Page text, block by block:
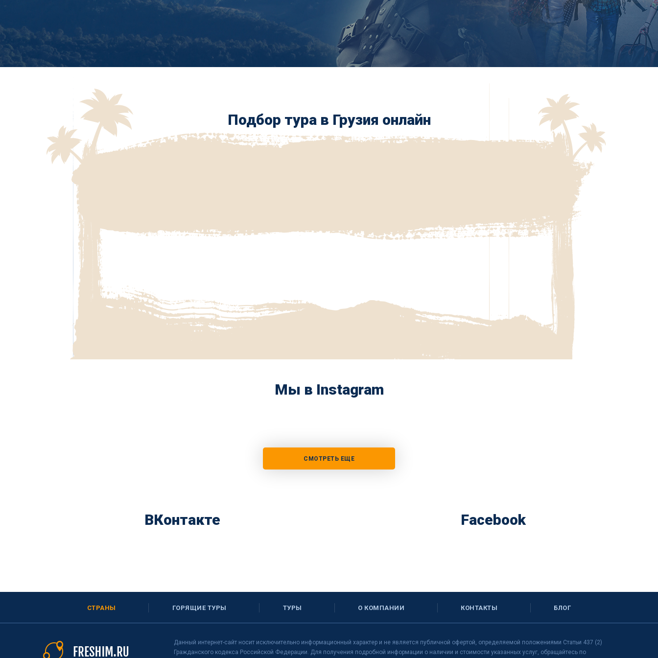
Подбор тура в Грузия онлайн
Мы в Instagram
СМОТРЕТЬ ЕЩЕ
ВКонтакте Facebook
СТРАНЫ ГОРЯЩИЕ ТУРЫ ТУРЫ О КОМПАНИИ КОНТАКТЫ БЛОГ
Данный интернет-сайт носит исключительно информационный характер и не является публичной офертой, определяемой положениями Статьи 437 (2)
Гражданского кодекса Российской Федерации. Для получения подробной информации о наличии и стоимости указанных услуг, обращайтесь по